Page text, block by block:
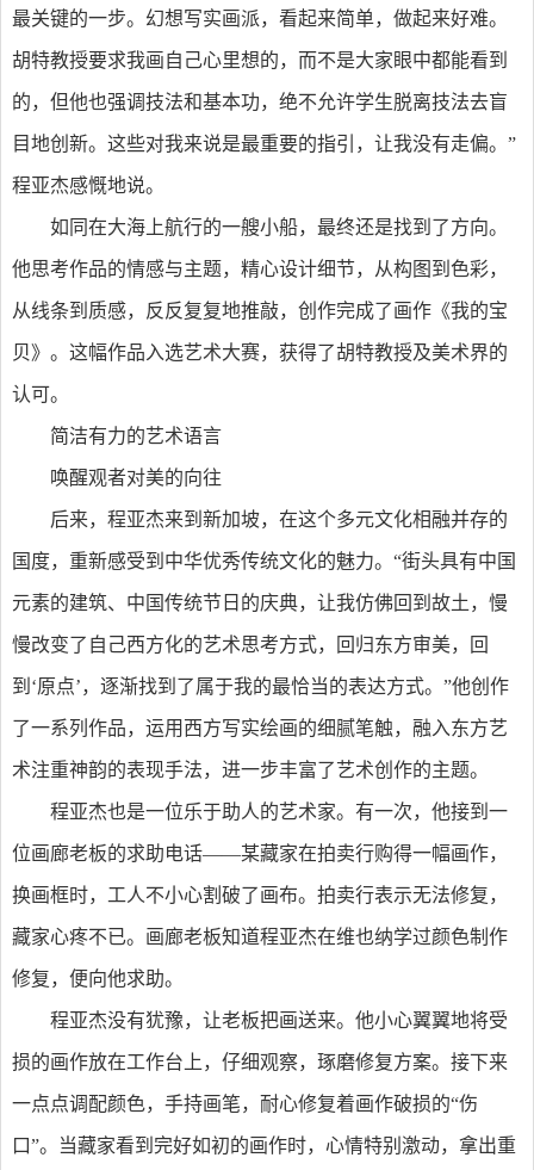
最关键的一步。幻想写实画派，看起来简单，做起来好难。
胡特教授要求我画自己心里想的，而不是大家眼中都能看到
的，但他也强调技法和基本功，绝不允许学生脱离技法去盲
目地创新。这些对我来说是最重要的指引，让我没有走偏。”
程亚杰感慨地说。
如同在大海上航行的一艘小船，最终还是找到了方向。
他思考作品的情感与主题，精心设计细节，从构图到色彩，
从线条到质感，反反复复地推敲，创作完成了画作《我的宝
贝》。这幅作品入选艺术大赛，获得了胡特教授及美术界的
认可。
简洁有力的艺术语言
唤醒观者对美的向往
后来，程亚杰来到新加坡，在这个多元文化相融并存的
国度，重新感受到中华优秀传统文化的魅力。“街头具有中国
元素的建筑、中国传统节日的庆典，让我仿佛回到故土，慢
慢改变了自己西方化的艺术思考方式，回归东方审美，回
到‘原点’，逐渐找到了属于我的最恰当的表达方式。”他创作
了一系列作品，运用西方写实绘画的细腻笔触，融入东方艺
术注重神韵的表现手法，进一步丰富了艺术创作的主题。
程亚杰也是一位乐于助人的艺术家。有一次，他接到一
位画廊老板的求助电话——某藏家在拍卖行购得一幅画作，
换画框时，工人不小心割破了画布。拍卖行表示无法修复，
藏家心疼不已。画廊老板知道程亚杰在维也纳学过颜色制作
修复，便向他求助。
程亚杰没有犹豫，让老板把画送来。他小心翼翼地将受
损的画作放在工作台上，仔细观察，琢磨修复方案。接下来
一点点调配颜色，手持画笔，耐心修复着画作破损的“伤
口”。当藏家看到完好如初的画作时，心情特别激动，拿出重